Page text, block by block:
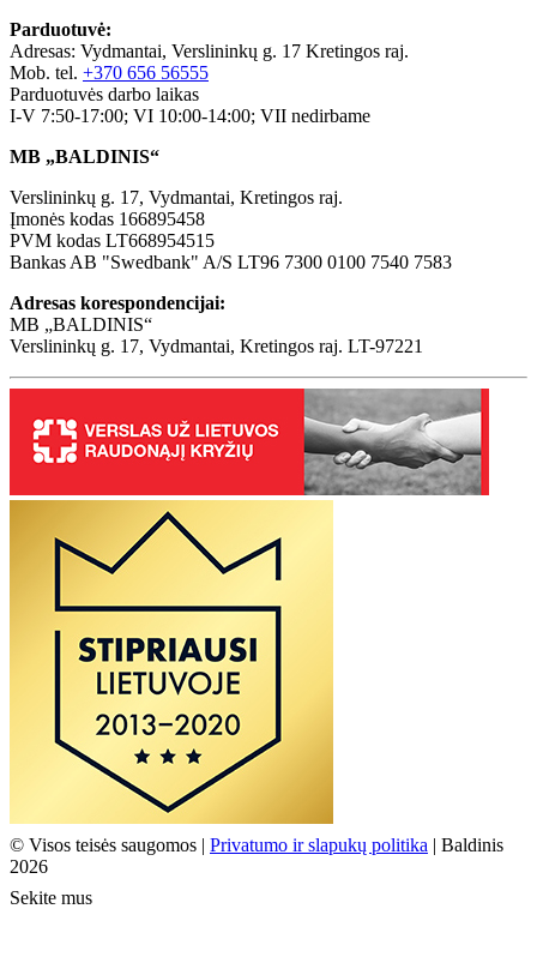
Parduotuvė:
Adresas: Vydmantai, Verslininkų g. 17 Kretingos raj.
Mob. tel. +370 656 56555
Parduotuvės darbo laikas
I-V 7:50-17:00; VI 10:00-14:00; VII nedirbame
MB „BALDINIS“
Verslininkų g. 17, Vydmantai, Kretingos raj.
Įmonės kodas 166895458
PVM kodas LT668954515
Bankas AB "Swedbank" A/S LT96 7300 0100 7540 7583
Adresas korespondencijai:
MB „BALDINIS“
Verslininkų g. 17, Vydmantai, Kretingos raj. LT-97221
© Visos teisės saugomos | Privatumo ir slapukų politika | Baldinis
2026
Sekite mus